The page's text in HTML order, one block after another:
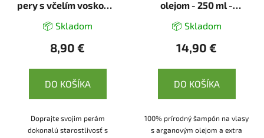
pery s včelím voskom -
📦 Skladom
8,90 €
DO KOŠÍKA
Doprajte svojim perám
dokonalú starostlivosť s
olejom - 250 ml -
📦 Skladom
14,90 €
DO KOŠÍKA
100% prírodný šampón na vlasy
s arganovým olejom a extra